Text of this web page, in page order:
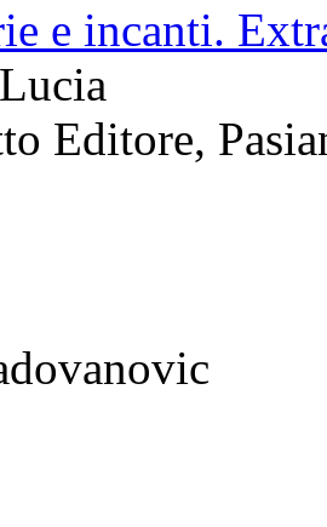
e incanti.
Editore,